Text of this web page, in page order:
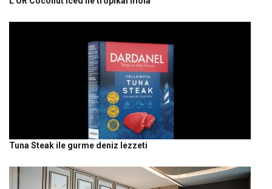
Tuna Steak ile gurme deniz lezzeti